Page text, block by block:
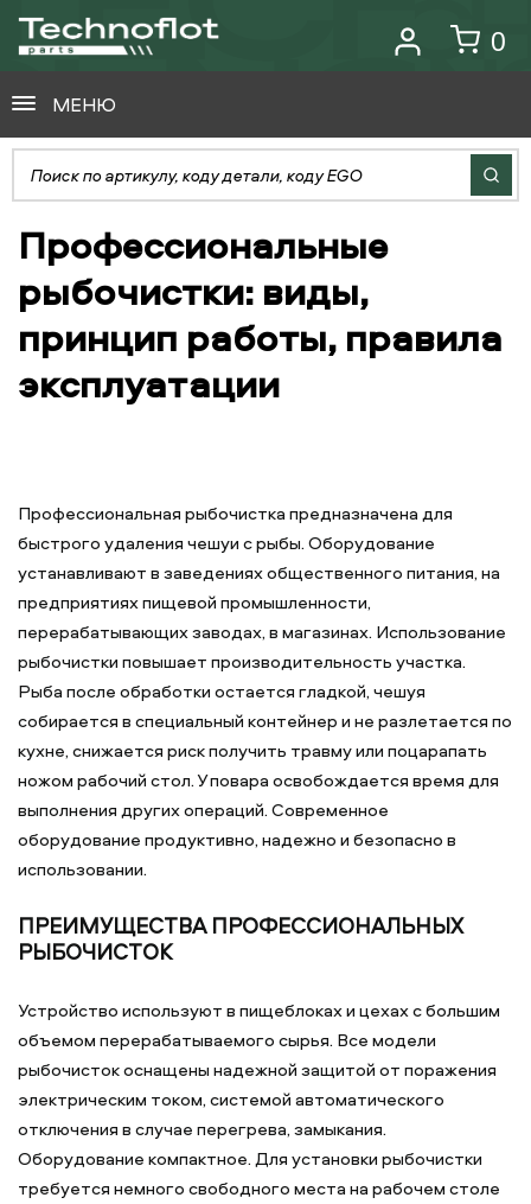
0
МЕНЮ
Профессиональные
рыбочистки: виды,
принцип работы, правила
эксплуатации
Профессиональная рыбочистка предназначена для
быстрого удаления чешуи с рыбы. Оборудование
устанавливают в заведениях общественного питания, на
предприятиях пищевой промышленности,
перерабатывающих заводах, в магазинах. Использование
рыбочистки повышает производительность участка.
Рыба после обработки остается гладкой, чешуя
собирается в специальный контейнер и не разлетается по
кухне, снижается риск получить травму или поцарапать
ножом рабочий стол. У повара освобождается время для
выполнения других операций. Современное
оборудование продуктивно, надежно и безопасно в
использовании.
ПРЕИМУЩЕСТВА ПРОФЕССИОНАЛЬНЫХ
РЫБОЧИСТОК
Устройство используют в пищеблоках и цехах с большим
объемом перерабатываемого сырья. Все модели
рыбочисток оснащены надежной защитой от поражения
электрическим током, системой автоматического
отключения в случае перегрева, замыкания.
Оборудование компактное. Для установки рыбочистки
требуется немного свободного места на рабочем столе